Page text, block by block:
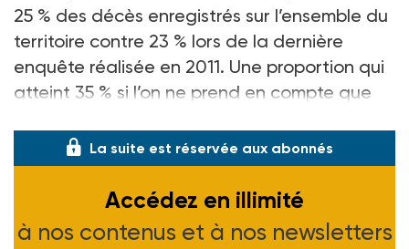
25 % des décès enregistrés sur l’ensemble du
territoire contre 23 % lors de la dernière
enquête réalisée en 2011. Une proportion qui
atteint 35 % si l’on ne prend en compte que
La suite est réservée aux abonnés
Accédez en illimité
à nos contenus et à nos newsletters